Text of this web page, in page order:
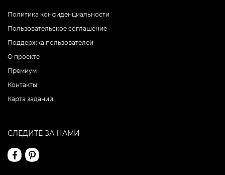
Политика конфиденциальности
Пользовательское соглашение
Поддержка пользователей
О проекте
Премиум
Контакты
Карта заданий
СЛЕДИТЕ ЗА НАМИ